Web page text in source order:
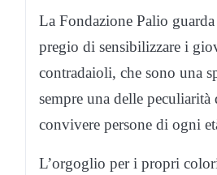
La Fondazione Palio
pregio di sensibilizzare i
contradaioli, che sono una
sempre una delle
convivere persone di ogni
L’orgoglio per i propri